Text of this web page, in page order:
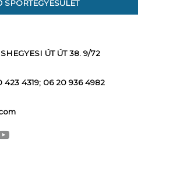
ÚT ÚT 38. 9/72
423 4319; 06 20 936 4982